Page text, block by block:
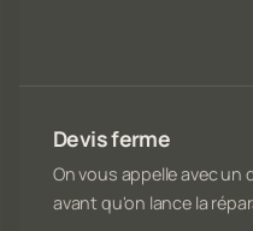
Devis ferme
On vous appelle avec un
avant qu'on lance la